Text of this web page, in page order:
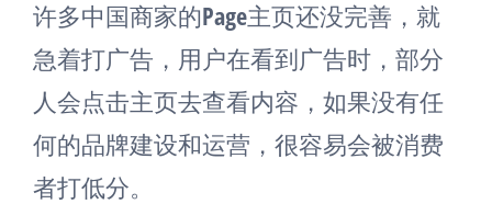
许多中国商家的Page主页还没完善，就
急着打广告，用户在看到广告时，部分
人会点击主页去查看内容，如果没有任
何的品牌建设和运营，很容易会被消费
者打低分。